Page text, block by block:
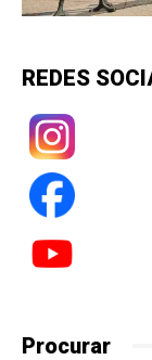
REDES
Procurar